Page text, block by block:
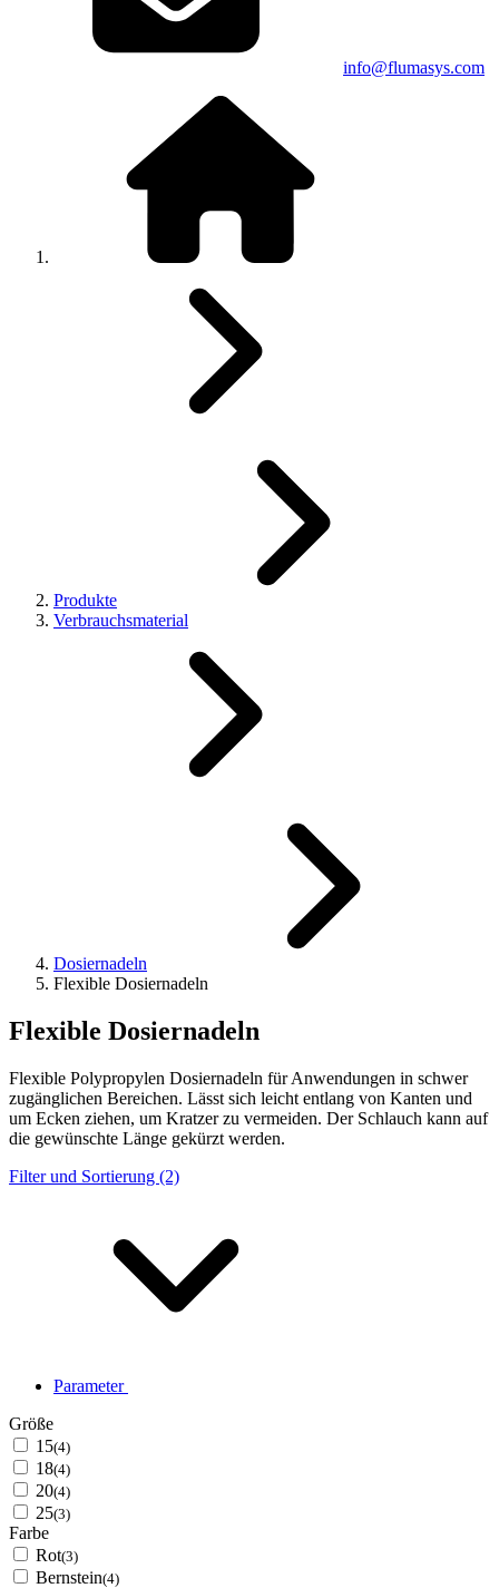
info@flumasys.com
Produkte
Verbrauchsmaterial
Dosiernadeln
Flexible Dosiernadeln
Flexible Dosiernadeln
Flexible Polypropylen Dosiernadeln für Anwendungen in schwer
zugänglichen Bereichen. Lässt sich leicht entlang von Kanten und
um Ecken ziehen, um Kratzer zu vermeiden. Der Schlauch kann auf
die gewünschte Länge gekürzt werden.
Filter und Sortierung (2)
Parameter
Größe
15(4)
18(4)
20(4)
25(3)
Farbe
Rot(3)
Bernstein(4)